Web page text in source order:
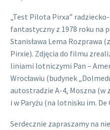
„Test Pilota Pirxa”
fantastyczny z 1978 roku na
Stanisława Lema Rozprawa
Pirxie). Zdjęcia do filmu
liniami lotniczymi Pan –
Wrocławiu (budynek
autostradzie A-4, Moszna (w
i w Paryżu (na lotnisku im. De
Serdecznie zapraszamy na